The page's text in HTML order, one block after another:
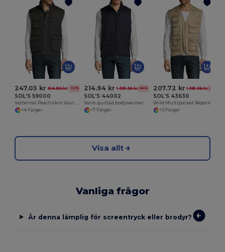
247.03 kr 516.80 kr -52%
SOL'S 59000
+4 Färger
214.94 kr 1 381.36 kr -84%
SOL'S 44002
Varm quiltad bodywarmer
+7 Färger
207.72 kr 1 381.36 kr-85%
SOL'S 43630
+3 Färger
Visa allt
Vanliga frågor
Är denna lämplig för screentryck eller brodyr?